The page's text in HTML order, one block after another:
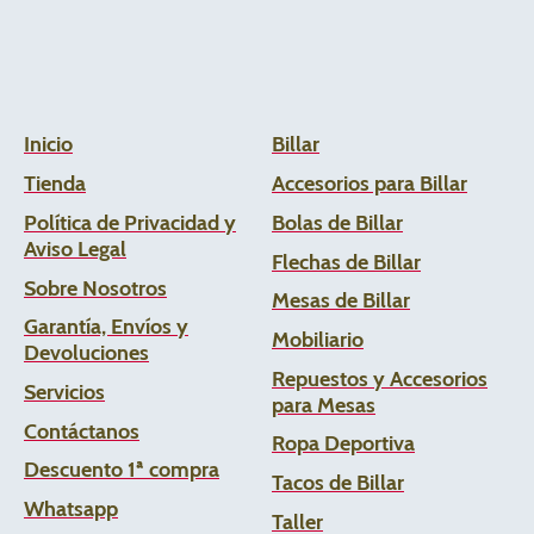
Inicio
Tienda
Política de Privacidad y
Aviso Legal
Sobre Nosotros
Garantía, Envíos y
Devoluciones
Servicios
Contáctanos
Descuento 1ª compra
Whatsapp
Billar
Accesorios para Billar
Bolas de Billar
Flechas de Billar
Mesas de Billar
Mobiliario
Repuestos y Accesorios
para Mesas
Ropa Deportiva
Tacos de Billar
Taller